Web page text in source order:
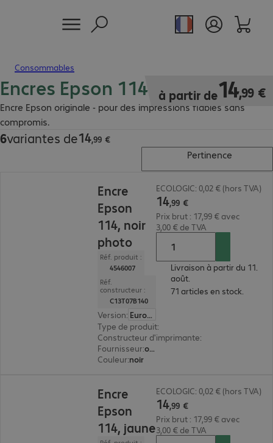
Consommables
Encres Epson 114
Encre Epson originale - pour des impressions fiables sans
compromis.
à partir de14,99 €
14,99 €
6variantes de14,99 €
14,99 €
Pertinence
Encre
Epson
114, noir
photo
Réf. produit :
4546007
Réf.
constructeur :
C13T07B140
Version:
Europe
Type de produit:
Constructeur d'imprimante:
Fournisseur: original
Couleur:noir
ECOLOGIC: 0,02 € (hors TVA)
14,99 €
Prix brut : 17,99 € avec
3,00 € de TVA
Livraison à partir du 11.
août.
71 articles en stock.
Encre
Epson
114, jaune
ECOLOGIC: 0,02 € (hors TVA)
14,99 €
Prix brut : 17,99 € avec
3,00 € de TVA